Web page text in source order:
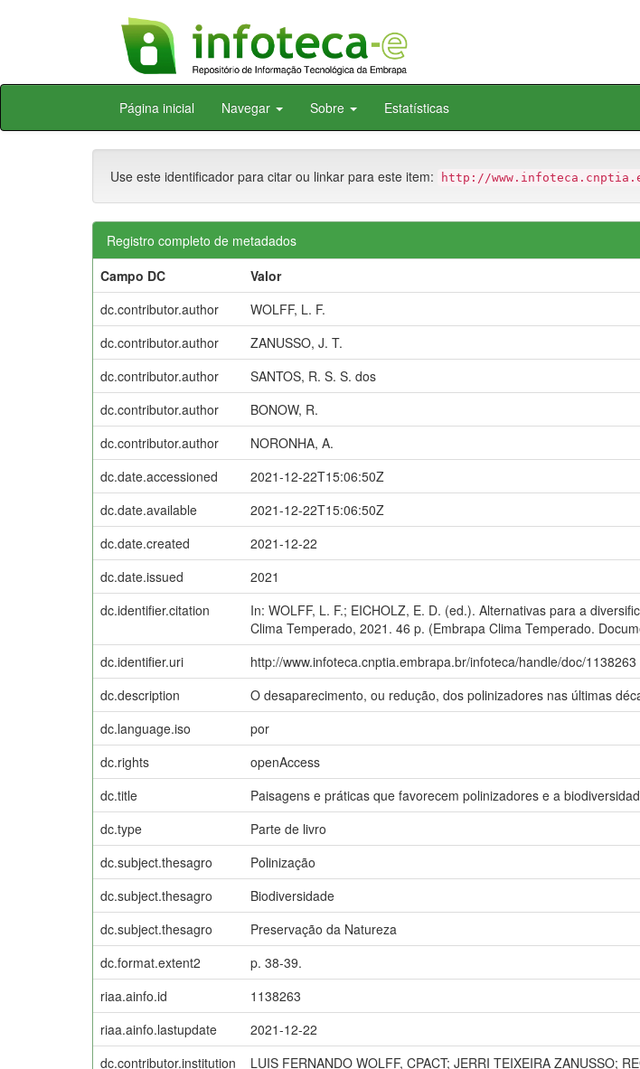
Skip
Página inicial Navegar Sobre Estatísticas
Use este identificador para citar ou linkar para este item: http://
Registro completo de metadados
Campo DC
Valor
dc.contributor.author
WOLFF, L. F.
dc.contributor.author
ZANUSSO, J. T.
dc.contributor.author
SANTOS, R. S. S. dos
dc.contributor.author
BONOW, R.
dc.contributor.author
NORONHA, A.
dc.date.accessioned
2021-12-22T15:06:50Z
dc.date.available
2021-12-22T15:06:50Z
dc.date.created
2021-12-22
dc.date.issued
2021
dc.identifier.citation
In: WOLFF, L. F.; EICHOLZ, E. D. (ed.). Alternativas para a
Clima Temperado, 2021. 46 p. (Embrapa Clima Temperado.
dc.identifier.uri
http://www.infoteca.cnptia.embrapa.br/infoteca/handle/doc/1138263
dc.description
O desaparecimento, ou redução, dos polinizadores nas últimas
dc.language.iso
por
dc.rights
openAccess
dc.title
Paisagens e práticas que favorecem polinizadores e a
dc.type
Parte de livro
dc.subject.thesagro
Polinização
dc.subject.thesagro
Biodiversidade
dc.subject.thesagro
Preservação da Natureza
dc.format.extent2
p. 38-39.
riaa.ainfo.id
1138263
riaa.ainfo.lastupdate
2021-12-22
dc.contributor.institution
LUIS FERNANDO WOLFF, CPACT; JERRI TEIXEIRA ZANUSSO;